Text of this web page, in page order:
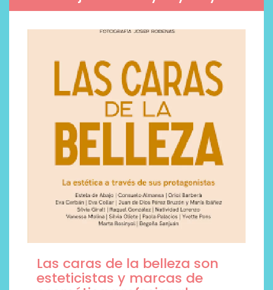
Las caras de la belleza son
esteticistas y marcas de